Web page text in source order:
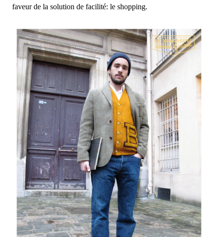
faveur de la solution de facilité: le shopping.